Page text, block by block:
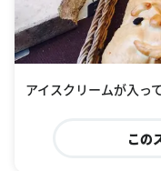
アイスクリームが入っ
この